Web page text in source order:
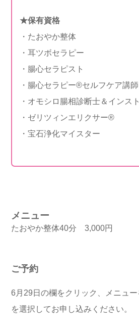
★保有資格
・たおやか整体
・耳ツボセラピー
・腸心セラピスト
・腸心セラピー®セルフケア講師
・オモシロ腸相診断士＆インス
・ゼリツィンエリクサー®
・宝石浄化マイスター
メニュー
たおやか整体40分 3,000円
ご予約
6月29日の欄をクリック、メニュ
を選択してお申し込みください。